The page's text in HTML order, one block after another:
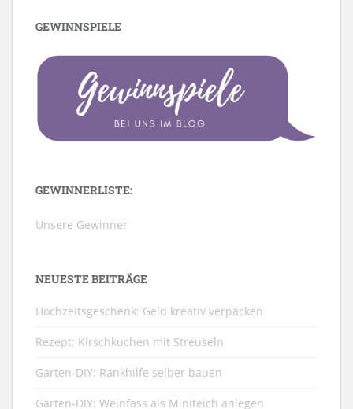
GEWINNSPIELE
GEWINNERLISTE:
Unsere Gewinner
NEUESTE BEITRÄGE
Hochzeitsgeschenk: Geld kreativ verpacken
Rezept: Kirschkuchen mit Streuseln
Garten-DIY: Rankhilfe selber bauen
Garten-DIY: Weinfass als Miniteich anlegen